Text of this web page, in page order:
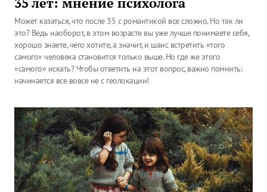
Может казаться, что после 35 с романтикой все сложно. Но так ли
это? Ведь наоборот, в этом возрасте вы уже лучше понимаете себя,
хорошо знаете, чего хотите, а значит, и шанс встретить «того
самого» человека становится только выше. Но где же этого
«самого» искать? Чтобы ответить на этот вопрос, важно помнить:
начинается все вовсе не с геолокации!